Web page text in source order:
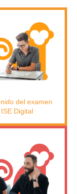
del examen
ISE Digital